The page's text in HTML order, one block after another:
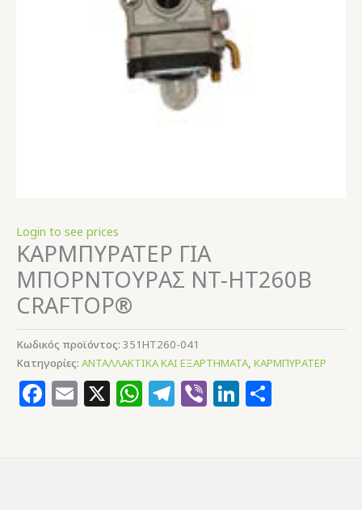
Login to see prices
ΚΑΡΜΠΥΡΑΤΕΡ ΓΙΑ
ΜΠΟΡΝΤΟΥΡΑΣ NT-HT260B
CRAFTOP®
Κωδικός προϊόντος: 351HT260-041
Κατηγορίες: ΑΝΤΑΛΛΑΚΤΙΚΑ ΚΑΙ ΕΞΑΡΤΗΜΑΤΑ, ΚΑΡΜΠΥΡΑΤΕΡ
Facebook
Email
X WhatsApp
Telegram
ViberLinkedIn